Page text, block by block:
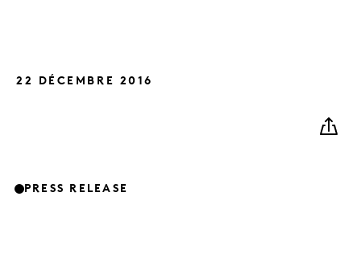
22 DÉCEMBRE 2016
PRESS RELEASE